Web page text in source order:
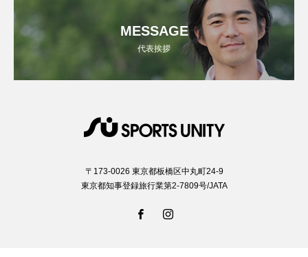
MESSAGE
代表挨拶
〒173-0026 東京都板橋区中丸町24-9
東京都知事登録旅行業第2-7809号/JATA